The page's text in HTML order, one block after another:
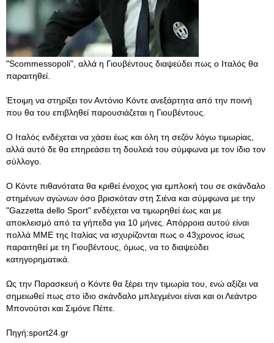
"Scommessopoli", αλλά η Γιουβέντους διαψεύδει πως ο Ιταλός θα
παραιτηθεί.
Έτοιμη να στηρίξει τον Αντόνιο Κόντε ανεξάρτητα από την ποινή
που θα του επιβληθεί παρουσιάζεται η Γιουβέντους.
Ο Ιταλός ενδέχεται να χάσει έως και όλη τη σεζόν λόγω τιμωρίας,
αλλά αυτό δε θα επηρεάσει τη δουλειά του σύμφωνα με τον ίδιο τον
σύλλογο.
Ο Κόντε πιθανότατα θα κριθεί ένοχος για εμπλοκή του σε σκάνδαλο
στημένων αγώνων όσο βρισκόταν στη Σιένα και σύμφωνα με την
"Gazzetta dello Sport" ενδέχεται να τιμωρηθεί έως και με
αποκλεισμό από τα γήπεδα για 10 μήνες. Απόρροια αυτού είναι
πολλά ΜΜΕ της Ιταλίας να ισχυρίζονται πως ο 43χρονος ίσως
παραιτηθεί με τη Γιουβέντους, όμως, να το διαψεύδει
κατηγορηματικά.
Ως την Παρασκευή ο Κόντε θα ξέρει την τιμωρία του, ενώ αξίζει να
σημειωθεί πως στο ίδιο σκάνδαλο μπλεγμένοι είναι και οι Λεάντρο
Μπονούτσι και Σιμόνε Πέπε.
Πηγή:sport24.gr